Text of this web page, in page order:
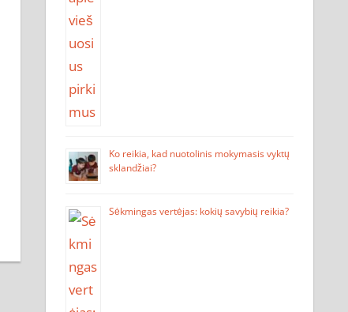
Ko reikia, kad nuotolinis mokymasis vyktų
sklandžiai?
Sėkmingas vertėjas: kokių savybių reikia?